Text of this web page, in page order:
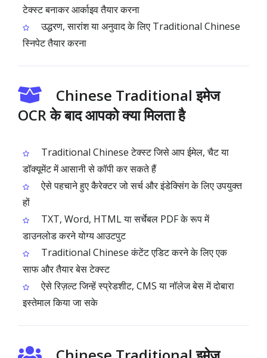
टेक्स्ट बनाकर आर्काइव तैयार करना
उद्धरण, सारांश या अनुवाद के लिए Traditional Chinese
स्निपेट तैयार करना
Chinese Traditional इमेज
OCR के बाद आपको क्या मिलता है
Traditional Chinese टेक्स्ट जिसे आप ईमेल, चैट या
डॉक्यूमेंट में आसानी से कॉपी कर सकते हैं
ऐसे पहचाने हुए कैरेक्टर जो सर्च और इंडेक्सिंग के लिए उपयुक्त
हों
TXT, Word, HTML या सर्चेबल PDF के रूप में
डाउनलोड करने योग्य आउटपुट
Traditional Chinese कंटेंट एडिट करने के लिए एक
साफ और तैयार बेस टेक्स्ट
ऐसे रिज़ल्ट जिन्हें स्प्रेडशीट, CMS या नॉलेज बेस में दोबारा
इस्तेमाल किया जा सके